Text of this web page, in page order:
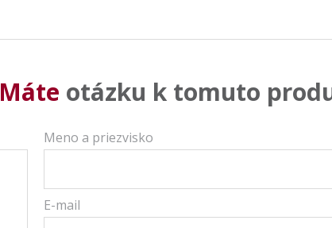
Máte otázku k tomuto
Meno a priezvisko
E-mail